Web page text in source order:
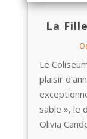
La
Le
plaisir
sable », le
Olivia